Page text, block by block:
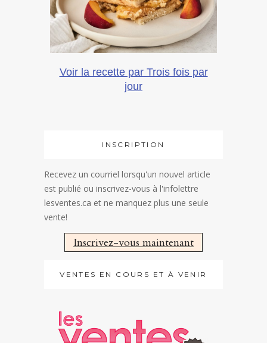
Voir la recette par Trois fois par
jour
INSCRIPTION
Recevez un courriel lorsqu'un nouvel article
est publié ou inscrivez-vous à l'infolettre
lesventes.ca et ne manquez plus une seule
vente!
Inscrivez-vous maintenant
VENTES EN COURS ET À VENIR